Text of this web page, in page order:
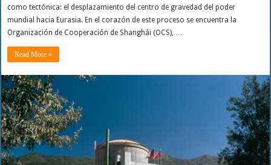
como tectónica: el desplazamiento del centro de gravedad del poder
mundial hacia Eurasia. En el corazón de este proceso se encuentra la
Organización de Cooperación de Shanghái (OCS), …
Read More »